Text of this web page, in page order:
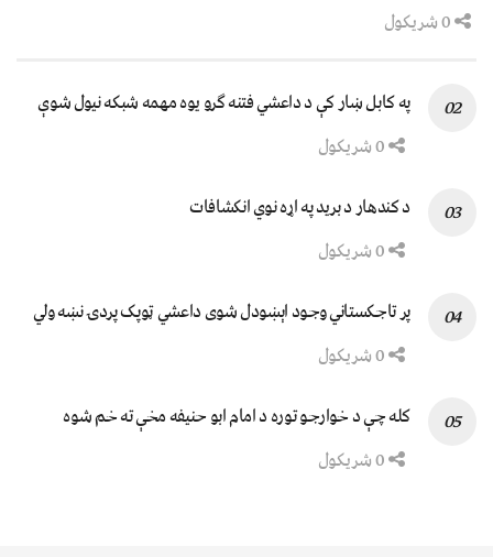
په کابل ښار کې د داعشي فتنه ګرو يوه مهمه شبکه نيول شوې
د کندهار د برید په اړه نوي انکشافات
پر تاجکستاني وجود اېښودل شوی داعشي ټوپک پردۍ نښه ولي
کله چې د خوارجو توره د امام ابو حنیفه مخې ته خم شوه